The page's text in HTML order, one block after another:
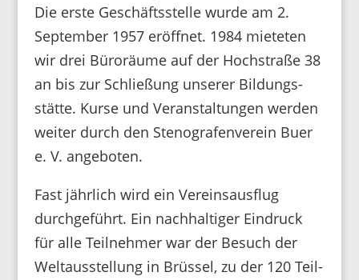
Die erste Geschäfts­stelle wurde am 2.
September 1957 eröffnet. 1984 mieteten
wir drei Büro­räume auf der Hoch­straße 38
an bis zur Schlie­ßung unserer Bildungs­
stätte. Kurse und Veran­stal­tungen werden
weiter durch den Steno­gra­fen­verein Buer
e. V. angeboten.
Fast jähr­lich wird ein Vereins­aus­flug
durch­ge­führt. Ein nach­hal­tiger Eindruck
für alle Teil­nehmer war der Besuch der
Welt­aus­stel­lung in Brüssel, zu der 120 Teil­